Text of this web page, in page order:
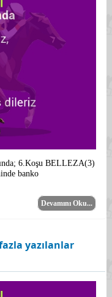
6.Koşu BELLEZA(3)
banko
Devamını Oku...
yazılanlar